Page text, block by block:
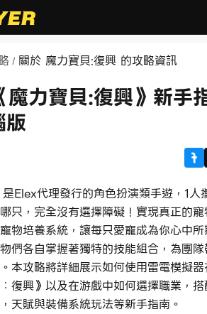
/ 關於 魔力寶貝:復興 的攻略資訊
魔力寶貝:復興》新手
是Elex代理發行的角色扮演類手遊，1人
只，完全沒有選擇障礙！實現真正的
物培養系統，讓每只愛寵成為你心中
們各自掌握著獨特的技能組合，為團
本攻略將詳細展示如何使用雷電模擬
復興》以及在游戲中如何選擇職業，
天賦與裝備系統玩法等新手指南。